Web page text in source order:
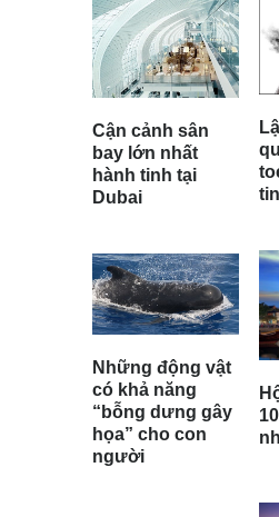
Cận cảnh sân
bay lớn nhất
hành tinh tại
Dubai
Những động vật
có khả năng
“bỗng dưng gây
họa” cho con
người